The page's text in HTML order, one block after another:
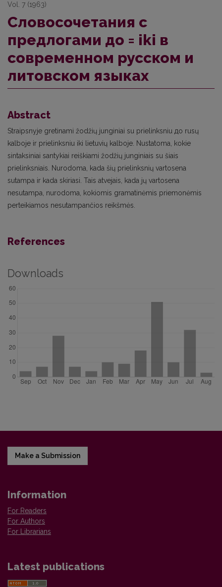
Vol. 7 (1963)
Словосочетания с
предлогами до = iki в
современном русском и
литовском языках
Abstract
Straipsnyje gretinami žodžių junginiai su prielinksniu до rusų
kalboje ir prielinksniu iki lietuvių kalboje. Nustatoma, kokie
sintaksiniai santykiai reiškiami žodžių junginiais su šiais
prielinksniais. Nurodoma, kada šių prielinksnių vartosena
sutampa ir kada skiriasi. Tais atvejais, kada jų vartosena
nesutampa, nurodoma, kokiomis gramatinėmis priemonėmis
perteikiamos nesutampančios reikšmės.
References
Downloads
Make a Submission
Information
For Readers
For Authors
For Librarians
Latest publications